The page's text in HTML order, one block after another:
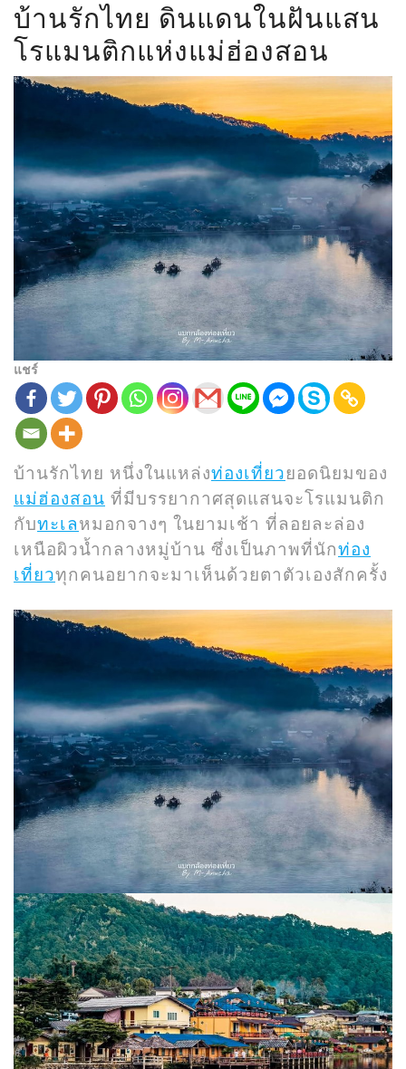
บ้านรักไทย ดินแดนในฝันแสน
โรแมนติกแห่งแม่ฮ่องสอน
แชร์
บ้านรักไทย หนึ่งในแหล่งท่องเที่ยวยอดนิยมของ
แม่ฮ่องสอน ที่มีบรรยากาศสุดแสนจะโรแมนติก
กับทะเลหมอกจางๆ ในยามเช้า ที่ลอยละล่อง
เหนือผิวน้ำกลางหมู่บ้าน ซึ่งเป็นภาพที่นักท่อง
เที่ยวทุกคนอยากจะมาเห็นด้วยตาตัวเองสักครั้ง